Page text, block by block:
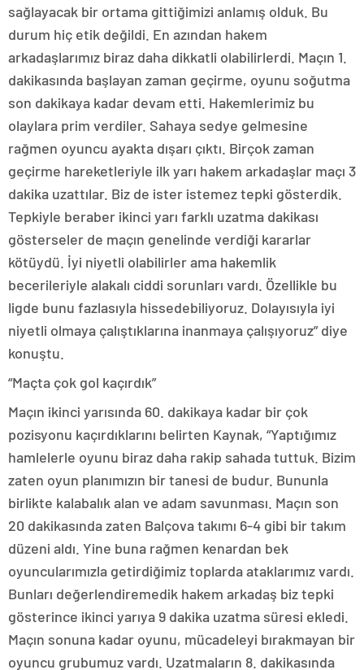
sağlayacak bir ortama gittiğimizi anlamış olduk. Bu
durum hiç etik değildi. En azından hakem
arkadaşlarımız biraz daha dikkatli olabilirlerdi. Maçın 1.
dakikasında başlayan zaman geçirme, oyunu soğutma
son dakikaya kadar devam etti. Hakemlerimiz bu
olaylara prim verdiler. Sahaya sedye gelmesine
rağmen oyuncu ayakta dışarı çıktı. Birçok zaman
geçirme hareketleriyle ilk yarı hakem arkadaşlar maçı 3
dakika uzattılar. Biz de ister istemez tepki gösterdik.
Tepkiyle beraber ikinci yarı farklı uzatma dakikası
gösterseler de maçın genelinde verdiği kararlar
kötüydü. İyi niyetli olabilirler ama hakemlik
becerileriyle alakalı ciddi sorunları vardı. Özellikle bu
ligde bunu fazlasıyla hissedebiliyoruz. Dolayısıyla iyi
niyetli olmaya çalıştıklarına inanmaya çalışıyoruz” diye
konuştu.
“Maçta çok gol kaçırdık”
Maçın ikinci yarısında 60. dakikaya kadar bir çok
pozisyonu kaçırdıklarını belirten Kaynak, “Yaptığımız
hamlelerle oyunu biraz daha rakip sahada tuttuk. Bizim
zaten oyun planımızın bir tanesi de budur. Bununla
birlikte kalabalık alan ve adam savunması. Maçın son
20 dakikasında zaten Balçova takımı 6-4 gibi bir takım
düzeni aldı. Yine buna rağmen kenardan bek
oyuncularımızla getirdiğimiz toplarda ataklarımız vardı.
Bunları değerlendiremedik hakem arkadaş biz tepki
gösterince ikinci yarıya 9 dakika uzatma süresi ekledi.
Maçın sonuna kadar oyunu, mücadeleyi bırakmayan bir
oyuncu grubumuz vardı. Uzatmaların 8. dakikasında